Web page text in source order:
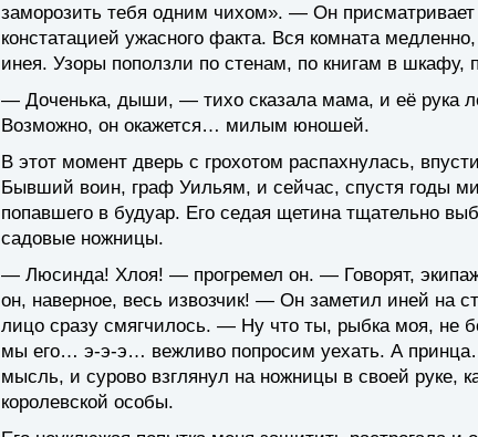
заморозить тебя одним чихом». — Он
констатацией ужасного факта. Вся комната
инея. Узоры поползли по стенам, по книгам в шкафу,
— Доченька, дыши, — тихо сказала мама, и её рука
Возможно, он окажется… милым юношей.
В этот момент дверь с грохотом распахнулась,
Бывший воин, граф Уильям, и сейчас, спустя годы
попавшего в будуар. Его седая щетина тщательно
садовые ножницы.
— Люсинда! Хлоя! — прогремел он. — Говорят,
он, наверное, весь извозчик! — Он заметил иней на
лицо сразу смягчилось. — Ну что ты, рыбка моя, не
мы его… э-э-э… вежливо попросим уехать. А
мысль, и сурово взглянул на ножницы в своей руке,
королевской особы.